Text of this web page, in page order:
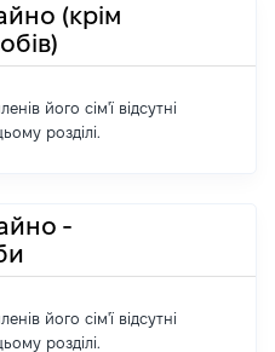
(крім
його сім'ї відсутні
розділі.
-
його сім'ї відсутні
розділі.